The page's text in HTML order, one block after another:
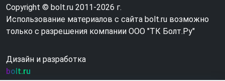
Copyright © bolt.ru 2011-2026 г.
Использование материалов с сайта bolt.ru возможно
только с разрешения компании ООО "ТК Болт.Ру"
Дизайн и разработка
bolt.ru